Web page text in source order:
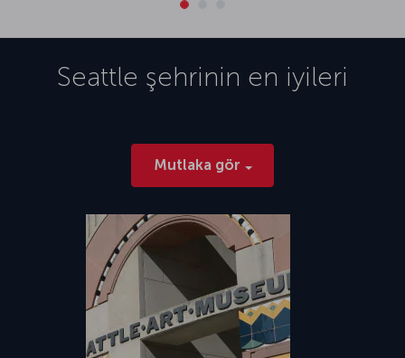
Seattle şehrinin en iyileri
Mutlaka gör